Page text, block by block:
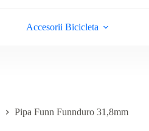
Accesorii Bicicleta
Pipa Funn Funnduro 31,8mm